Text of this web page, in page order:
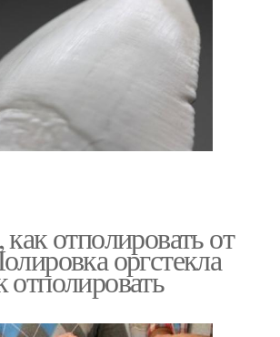
отполировать от
оргстекла